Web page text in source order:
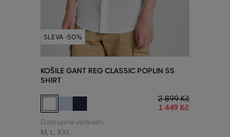
SLEVA -50%
KOŠILE GANT REG CLASSIC POPLIN SS
SHIRT
2 899 Kč
1 449 Kč
Dostupné velikosti:
M, L, XXL